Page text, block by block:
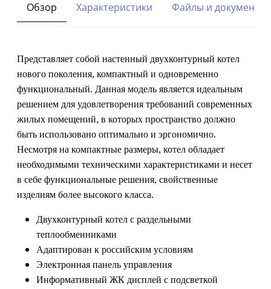
Обзор Характеристики Файлы и документы
Представляет собой настенный двухконтурный котел
нового поколения, компактный и одновременно
функциональный. Данная модель является идеальным
решением для удовлетворения требований современных
жилых помещений, в которых пространство должно
быть использовано оптимально и эргономично.
Несмотря на компактные размеры, котел обладает
необходимыми техническими характеристиками и несет
в себе функциональные решения, свойственные
изделиям более высокого класса.
Двухконтурный котел с раздельными
теплообменниками
Адаптирован к российским условиям
Электронная панель управления
Информативный ЖК дисплей с подсветкой